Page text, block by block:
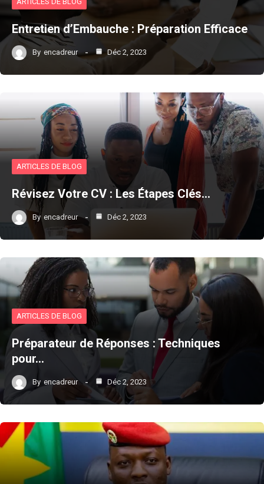
Entretien d’Embauche : Préparation Efficace
By encadreur Déc 2, 2023
ARTICLES DE BLOG
Révisez Votre CV : Les Étapes Clés…
By encadreur Déc 2, 2023
ARTICLES DE BLOG
Préparateur de Réponses : Techniques
pour…
By encadreur Déc 2, 2023